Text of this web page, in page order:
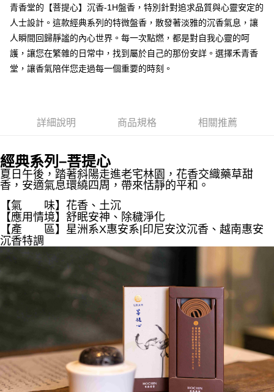
【關於「AFTEE先享後付」】
AFTEE先享後付是「在收到商品之後才付款」的支付方式。 讓您購物簡單
便利好安心！
【「AFTEE先享後付」結帳流程】
２．訂單成立數日內，您將收到繳費通知簡訊。
３．收到繳費通知簡訊後14天內，點擊此簡訊中的連結，可透過四大超商／
ATM／網路銀行／等多元方式進行付款，方視為交易完成。
※ 請注意：結帳手續完成當下不需立刻繳費，但若您需要取消訂單，請聯絡
購買商品的店家。未經商家同意取消之訂單仍視為有效，需透過AFTEE先享
後付繳納相關費用。
※ 交易是否成功請以「AFTEE先享後付 」之結帳頁面顯示為準，若有關於
是否繳費成功／繳費後需取消欲退款等相關疑問，請聯繫「AFTEE先享後付
客戶支援中心」
【注意事項】
１．透過由恩沛科技股份有限公司提供之「AFTEE先享後付」服務完成之交
易，需依本服務之必要範圍內提供個人資料，並將交易相關給付款項請求債
權轉讓予恩沛科技股份有限公司。
２．關於個人資料處理事宜，請瀏覽以下網址：
https://aftee.tw/terms/#terms3
３．未成年的使用者請事先徵得法定代理人或監護人之同意方可使用
「AFTEE先享後付」，若未經同意申辦者引起之損失，本公司不負相關責
任。
４．使用「AFTEE先享後付」時，將依據個別帳號之用戶狀況，依本公司即
時審查核予不同之上限額度；若仍有額度不足之情形，本公司將視審查結果
請求用戶進行身份認證。
ATM付款
全家取貨付款
付款後全家取貨
每筆NT$60，滿NT$1,500(含以上)免運費
7-11取貨付款
每筆NT$60，滿NT$1,500(含以上)免運費
付款後7-11取貨
每筆NT$60，滿NT$1,500(含以上)免運費
宅配
每筆NT$100，滿NT$1,500(含以上)免運費
每筆NT$360
付款後門市自取
免運費
青香堂的【菩提心】沉香-1H盤香，特別針對追求品質與心靈安定的
人士設計。這款經典系列的特微盤香，散發著淡雅的沉香氣息，讓
人瞬間回歸靜謐的內心世界。每一次點燃，都是對自我心靈的呵
護，讓您在繁雜的日常中，找到屬於自己的那份安詳。選擇禾青香
堂，讓香氣陪伴您走過每一個重要的時刻。
詳細說明 商品規格 相關推薦
經典系列–菩提心
夏日午後， 踏著斜陽走進老宅林園， 花香交織藥草甜
香， 安適氣息環繞四周， 帶來恬靜的平和。
【氣 味】花香、土沉
【應用情境】舒眠安神、 除穢淨化
【產 區】星洲系X惠安系|印尼安汶沉香、越南惠安
沉香特調